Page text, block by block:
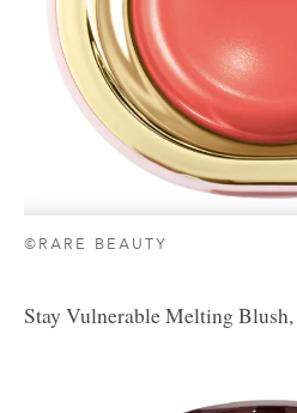
©RARE BEAUTY
Stay Vulnerable Melting Blush,